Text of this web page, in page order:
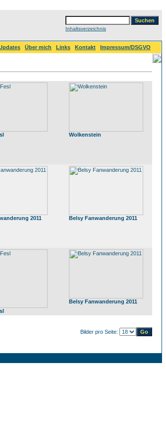
Inhaltsverzeichnis
Über mich Links Kontakt
Impressum/DSGVO
Wolkenstein
2011 Belsy Fanwanderung 2011
Belsy Fanwanderung 2011
Bilder pro Seite: